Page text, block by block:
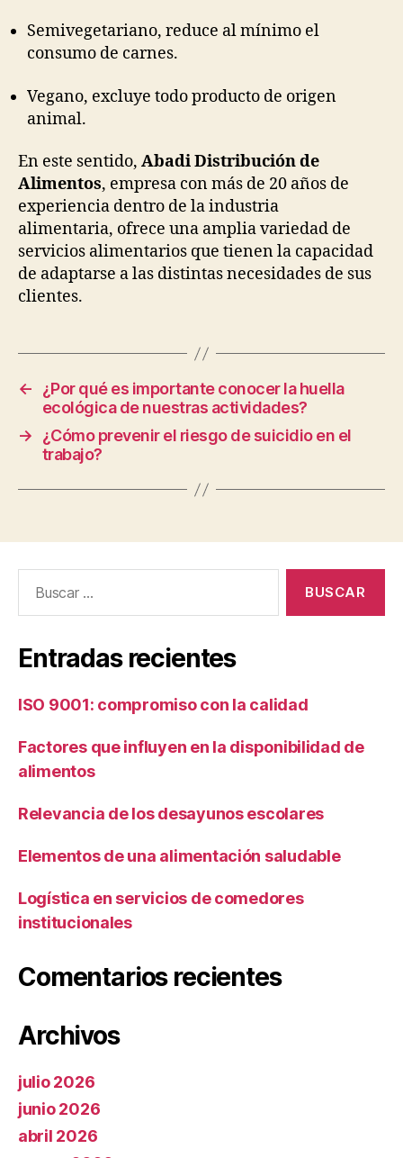
Semivegetariano, reduce al mínimo el
consumo de carnes.
Vegano, excluye todo producto de origen
animal.
En este sentido, Abadi Distribución de
Alimentos, empresa con más de 20 años de
experiencia dentro de la industria
alimentaria, ofrece una amplia variedad de
servicios alimentarios que tienen la capacidad
de adaptarse a las distintas necesidades de sus
clientes.
←
¿Por qué es importante conocer la huella
ecológica de nuestras actividades?
→
¿Cómo prevenir el riesgo de suicidio en el
trabajo?
Entradas recientes
ISO 9001: compromiso con la calidad
Factores que influyen en la disponibilidad de
alimentos
Relevancia de los desayunos escolares
Elementos de una alimentación saludable
Logística en servicios de comedores
institucionales
Comentarios recientes
Archivos
julio 2026
junio 2026
abril 2026